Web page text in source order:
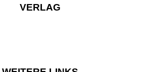
VERLAG